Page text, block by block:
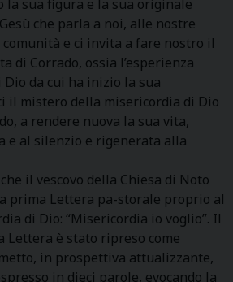
la sua figura e la sua originale
che parla a noi, alle nostre
e ci invita a fare nostro il
di Corrado, ossia l’esperienza
da cui ha inizio la sua
il mistero della misericordia di Dio
a rendere nuova la sua vita,
e al silenzio e rigenerata alla
il vescovo della Chiesa di Noto
prima Lettera pa-storale proprio al
di Dio: “Misericordia io voglio”. Il
Lettera è stato ripreso come
in prospettiva attualizzante,
in dieci parole, evocando la